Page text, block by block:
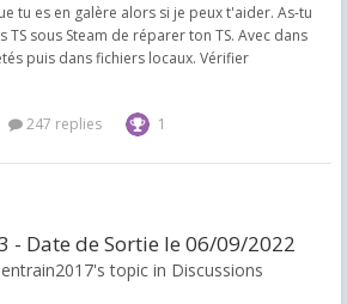
tu es en galère alors si je peux t'aider. As-tu
TS sous Steam de réparer ton TS. Avec dans
puis dans fichiers locaux. Vérifier
247 replies 1
- Date de Sortie le 06/09/2022
topic in Discussions